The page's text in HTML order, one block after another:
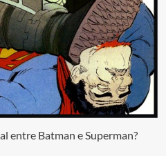
entre Batman e Superman?